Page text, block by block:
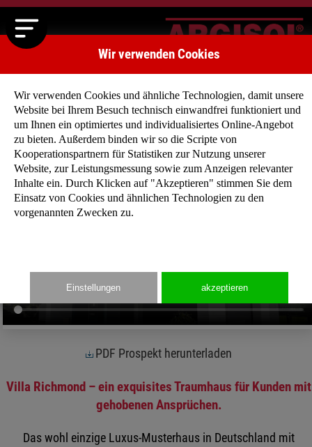
PDF Prospekt herunterladen
Villa Richmond – ein exquisites Traumhaus für Kunden mit
gehobenen Ansprüchen.
Das wohl einzige Luxus-Musterhaus in Deutschland mit
Wir verwenden Cookies
Wir verwenden Cookies und ähnliche Technologien, damit unsere
Website bei Ihrem Besuch technisch einwandfrei funktioniert und
um Ihnen ein optimiertes und individualisiertes Online-Angebot
zu bieten. Außerdem binden wir so die Scripte von
Kooperationspartnern für Statistiken zur Nutzung unserer
Website, zur Leistungsmessung sowie zum Anzeigen relevanter
Inhalte ein. Durch Klicken auf "Akzeptieren" stimmen Sie dem
Einsatz von Cookies und ähnlichen Technologien zu den
vorgenannten Zwecken zu.
Einstellungen akzeptieren